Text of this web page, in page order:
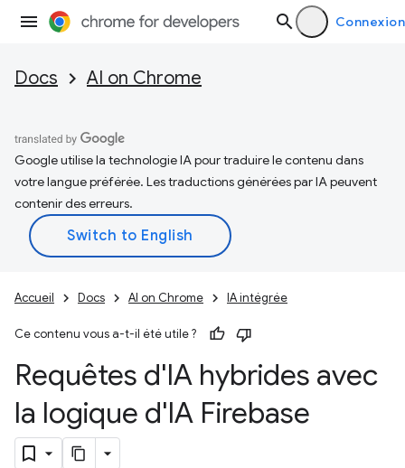
Connexion
Docs AI on Chrome
Google utilise la technologie IA pour traduire le contenu dans
votre langue préférée. Les traductions générées par IA peuvent
contenir des erreurs.
Accueil Docs AI on Chrome IA intégrée
Ce contenu vous a-t-il été utile ?
Requêtes d'IA hybrides avec
la logique d'IA Firebase